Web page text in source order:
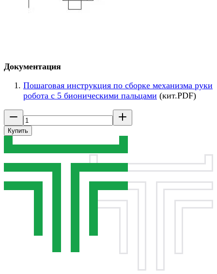
Документация
Пошаговая инструкция по сборке механизма руки
робота с 5 бионическими пальцами (кит.PDF)
Купить